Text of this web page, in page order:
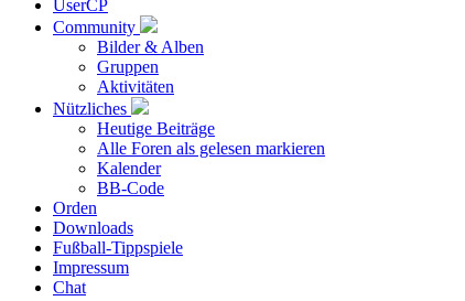
UserCP
Community
Bilder & Alben
Gruppen
Aktivitäten
Nützliches
Heutige Beiträge
Alle Foren als gelesen markieren
Kalender
BB-Code
Orden
Downloads
Fußball-Tippspiele
Impressum
Chat